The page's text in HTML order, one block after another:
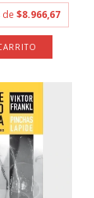
de $8.966,67